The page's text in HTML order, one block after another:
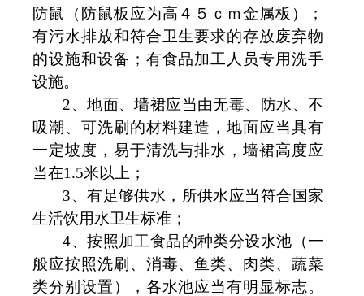
防鼠（防鼠板应为高４５ｃｍ金属板）；
有污水排放和符合卫生要求的存放废弃物
的设施和设备；有食品加工人员专用洗手
设施。
2、地面、墙裙应当由无毒、防水、不
吸潮、可洗刷的材料建造，地面应当具有
一定坡度，易于清洗与排水，墙裙高度应
当在1.5米以上；
3、有足够供水，所供水应当符合国家
生活饮用水卫生标准；
4、按照加工食品的种类分设水池（一
般应按照洗刷、消毒、鱼类、肉类、蔬菜
类分别设置），各水池应当有明显标志。